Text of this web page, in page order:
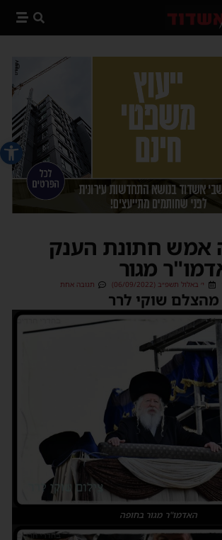
פתח
אמש חתונת הענק
מגור
י׳ באלול תשפ״ב (06/09/2022) תגובה אחת
מהצלם שוקי לרר
האדמו"ר מגור בחופה